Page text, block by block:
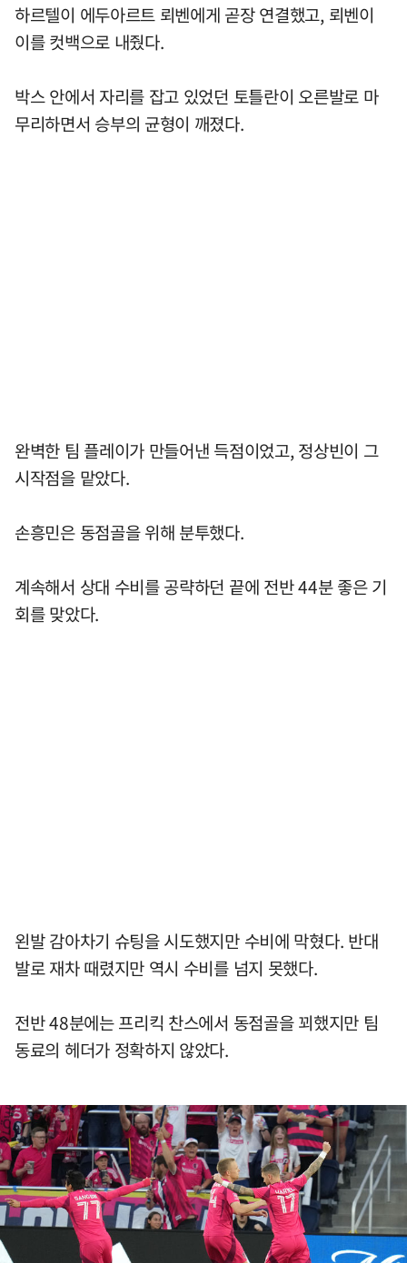
하르텔이 에두아르트 뢰벤에게 곧장 연결했고, 뢰벤이
이를 컷백으로 내줬다.
박스 안에서 자리를 잡고 있었던 토틀란이 오른발로 마
무리하면서 승부의 균형이 깨졌다.
완벽한 팀 플레이가 만들어낸 득점이었고, 정상빈이 그
시작점을 맡았다.
손흥민은 동점골을 위해 분투했다.
계속해서 상대 수비를 공략하던 끝에 전반 44분 좋은 기
회를 맞았다.
왼발 감아차기 슈팅을 시도했지만 수비에 막혔다. 반대
발로 재차 때렸지만 역시 수비를 넘지 못했다.
전반 48분에는 프리킥 찬스에서 동점골을 꾀했지만 팀
동료의 헤더가 정확하지 않았다.